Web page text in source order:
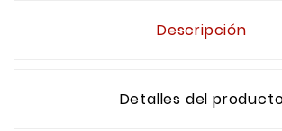
Descripción
Detalles del